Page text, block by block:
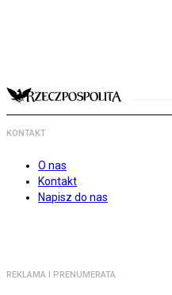
KONTAKT
O nas
Kontakt
Napisz do nas
REKLAMA I PRENUMERATA